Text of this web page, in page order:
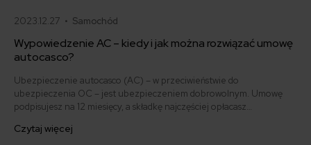
2023.12.27 • Samochód
Wypowiedzenie AC – kiedy i jak można rozwiązać umowę
autocasco?
Ubezpieczenie autocasco (AC) – w przeciwieństwie do
ubezpieczenia OC – jest ubezpieczeniem dobrowolnym. Umowę
podpisujesz na 12 miesięcy, a składkę najczęściej opłacasz
ofertę lub zdecydowałeś się sprzedać samochód w trakcie trwania
Czytaj więcej